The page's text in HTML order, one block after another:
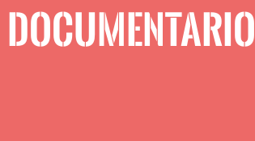
DOCUMENTARIO